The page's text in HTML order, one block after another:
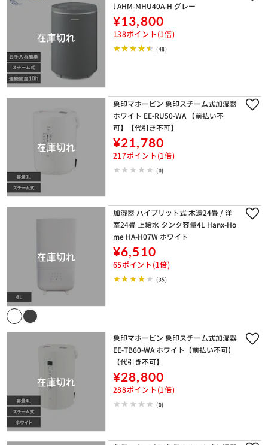
l AHM-MHU40A-H グレー
¥13,800
138ポイント(1倍)
(48)
象印マホービン 象印スチーム式加湿器
ホワイト EE-RU50-WA 【前払い不
可】【代引き不可】
¥21,780
217ポイント(1倍)
(0)
加湿器 ハイブリット式 木造24畳 / 洋
室24畳 上給水 タンク容量4L Hanx-Ho
me HA-H07W ホワイト
¥6,510
65ポイント(1倍)
(35)
象印マホービン 象印スチーム式加湿器
EE-TB60-WA ホワイト【前払い不可】
【代引き不可】
¥28,800
288ポイント(1倍)
(0)